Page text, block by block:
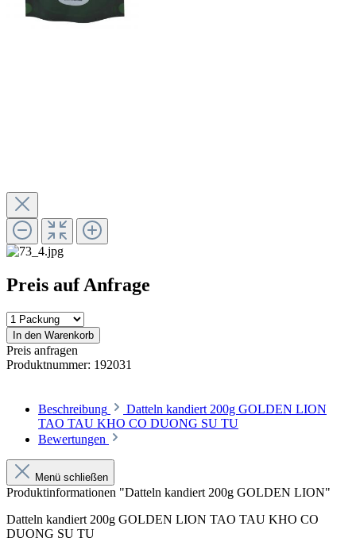
Preis auf Anfrage
In den Warenkorb
Preis anfragen
Produktnummer: 192031
Beschreibung
Datteln kandiert 200g GOLDEN LION
TAO TAU KHO CO DUONG SU TU
Bewertungen
Menü schließen
Produktinformationen "Datteln kandiert 200g GOLDEN LION"
Datteln kandiert 200g GOLDEN LION TAO TAU KHO CO
DUONG SU TU